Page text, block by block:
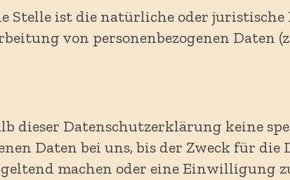
Stelle ist die natürliche oder juristische
von personenbezogenen Daten
dieser Datenschutzerklärung keine
Daten bei uns, bis der Zweck für
geltend machen oder eine Einwilligung